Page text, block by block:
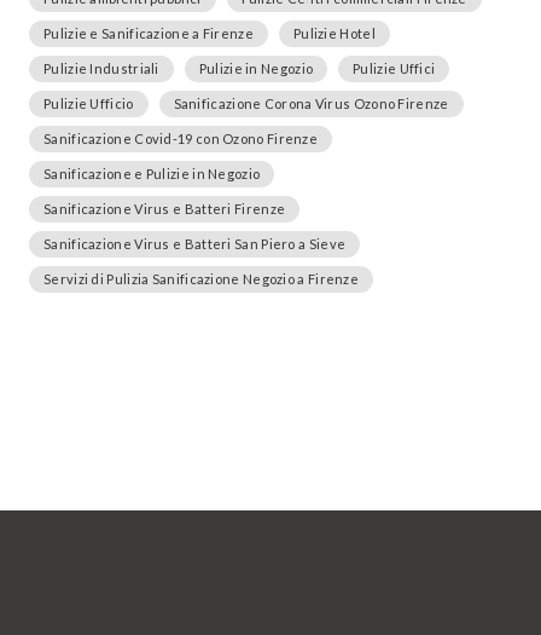
Pulizie e Sanificazione a Firenze Pulizie Hotel
Pulizie Industriali Pulizie in Negozio Pulizie Uffici
Pulizie Ufficio Sanificazione Corona Virus Ozono Firenze
Sanificazione Covid-19 con Ozono Firenze
Sanificazione e Pulizie in Negozio
Sanificazione Virus e Batteri Firenze
Sanificazione Virus e Batteri San Piero a Sieve
Servizi di Pulizia Sanificazione Negozio a Firenze